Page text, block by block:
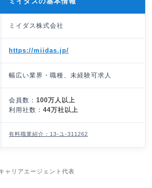
ミイダス株式会社
https://miidas.jp/
幅広い業界・職種、未経験可求人
会員数： 100万人以上
利用社数：44万社以上
有料職業紹介：13-ユ-311262
ャリアエージェント代表